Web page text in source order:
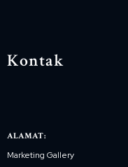
Kontak
ALAMAT:
Marketing Gallery